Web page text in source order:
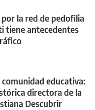
por la red de pedofilia
tiene antecedentes
comunidad educativa:
directora de la
Descubrir